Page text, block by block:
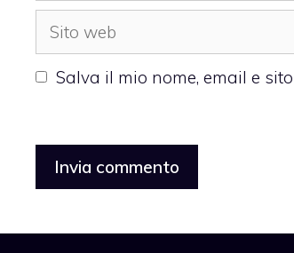
Sito
web
Salva il mio nome, email e